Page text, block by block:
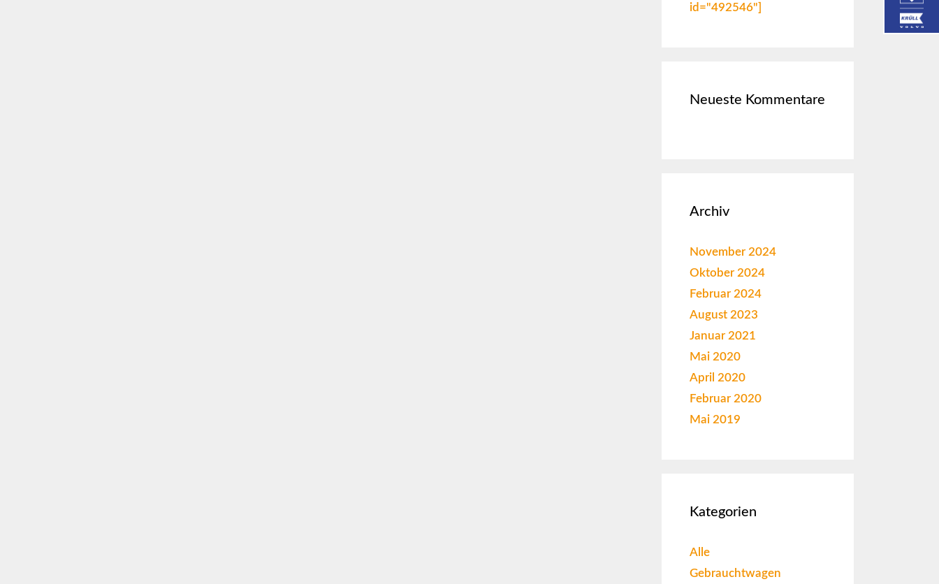
id="492546"]
Neueste Kommentare
Archiv
November 2024
Oktober 2024
Februar 2024
August 2023
Januar 2021
Mai 2020
April 2020
Februar 2020
Mai 2019
Kategorien
Alle
Gebrauchtwagen